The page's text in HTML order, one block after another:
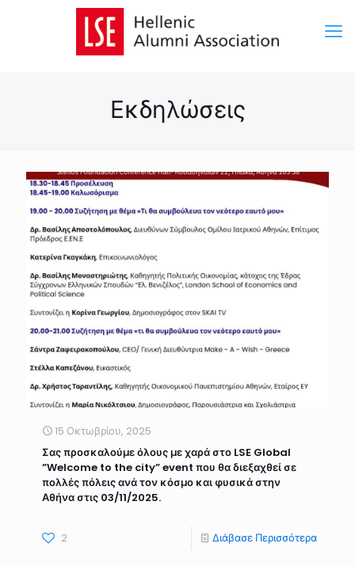
Εκδηλώσεις
15 Οκτωβρίου, 2025
Σας προσκαλούμε όλους με χαρά στο LSE Global
”Welcome to the city” event που θα διεξαχθεί σε
πολλές πόλεις ανά τον κόσμο και φυσικά στην
Αθήνα στις 03/11/2025.
2 Διάβασε Περισσότερα